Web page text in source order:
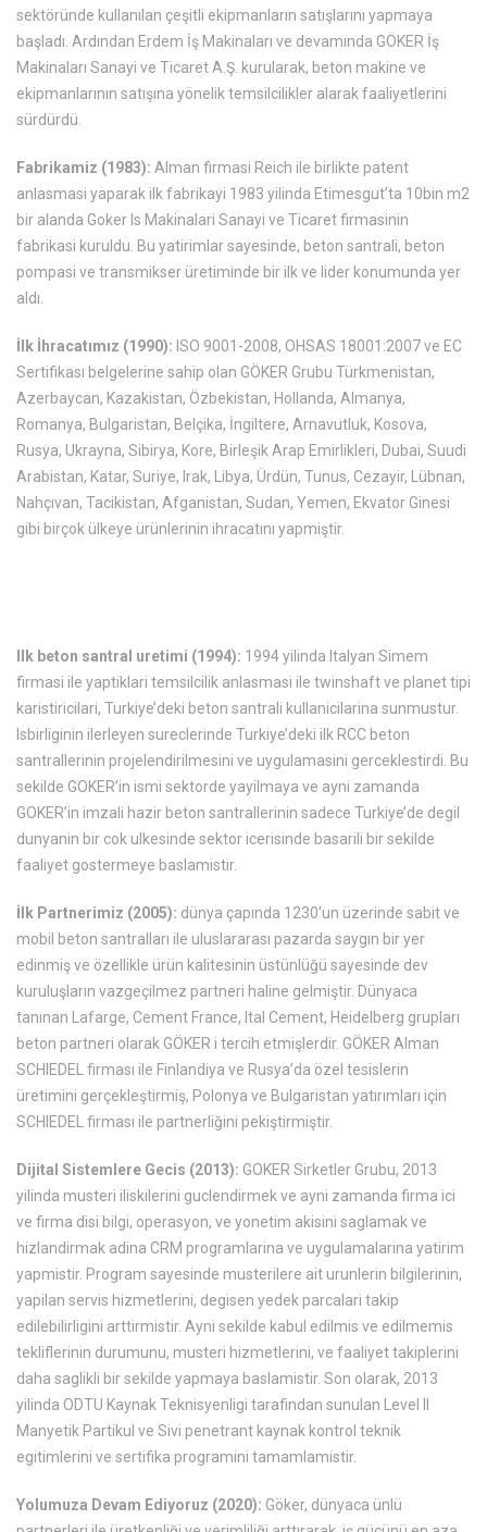
sektöründe kullanılan çeşitli ekipmanların satışlarını yapmaya
başladı. Ardından Erdem İş Makinaları ve devamında GÖKER İş
Makinaları Sanayi ve Ticaret A.Ş. kurularak, beton makine ve
ekipmanlarının satışına yönelik temsilcilikler alarak faaliyetlerini
sürdürdü.
Fabrikamiz (1983): Alman firmasi Reich ile birlikte patent
anlasmasi yaparak ilk fabrikayi 1983 yilinda Etimesgut’ta 10bin m2
bir alanda Goker Is Makinalari Sanayi ve Ticaret firmasinin
fabrikasi kuruldu. Bu yatirimlar sayesinde, beton santrali, beton
pompasi ve transmikser üretiminde bir ilk ve lider konumunda yer
aldı.
İlk İhracatımız (1990): ISO 9001-2008, OHSAS 18001:2007 ve EC
Sertifikası belgelerine sahip olan GÖKER Grubu Türkmenistan,
Azerbaycan, Kazakistan, Özbekistan, Hollanda, Almanya,
Romanya, Bulgaristan, Belçika, İngiltere, Arnavutluk, Kosova,
Rusya, Ukrayna, Sibirya, Kore, Birleşik Arap Emirlikleri, Dubai, Suudi
Arabistan, Katar, Suriye, Irak, Libya, Ürdün, Tunus, Cezayir, Lübnan,
Nahçıvan, Tacikistan, Afganistan, Sudan, Yemen, Ekvator Ginesi
gibi birçok ülkeye ürünlerinin ihracatını yapmiştir.
Ilk beton santral uretimi (1994): 1994 yilinda Italyan Simem
firmasi ile yaptiklari temsilcilik anlasmasi ile twinshaft ve planet tipi
karistiricilari, Turkiye’deki beton santrali kullanicilarina sunmustur.
Isbirliginin ilerleyen sureclerinde Turkiye’deki ilk RCC beton
santrallerinin projelendirilmesini ve uygulamasini gerceklestirdi. Bu
sekilde GOKER’in ismi sektorde yayilmaya ve ayni zamanda
GOKER’in imzali hazir beton santrallerinin sadece Turkiye’de degil
dunyanin bir cok ulkesinde sektor icerisinde basarili bir sekilde
faaliyet gostermeye baslamistir.
İlk Partnerimiz (2005): dünya çapında 1230’un üzerinde sabit ve
mobil beton santralları ile uluslararası pazarda saygın bir yer
edinmiş ve özellikle ürün kalitesinin üstünlüğü sayesinde dev
kuruluşların vazgeçilmez partneri haline gelmiştir. Dünyaca
tanınan Lafarge, Cement France, Ital Cement, Heidelberg grupları
beton partneri olarak GÖKER i tercih etmişlerdir. GÖKER Alman
SCHIEDEL firması ile Finlandiya ve Rusya’da özel tesislerin
üretimini gerçekleştirmiş, Polonya ve Bulgaristan yatırımları için
SCHIEDEL firması ile partnerliğini pekiştirmiştir.
Dijital Sistemlere Gecis (2013): GOKER Sirketler Grubu, 2013
yilinda musteri iliskilerini guclendirmek ve ayni zamanda firma ici
ve firma disi bilgi, operasyon, ve yonetim akisini saglamak ve
hizlandirmak adina CRM programlarina ve uygulamalarina yatirim
yapmistir. Program sayesinde musterilere ait urunlerin bilgilerinin,
yapilan servis hizmetlerini, degisen yedek parcalari takip
edilebilirligini arttirmistir. Ayni sekilde kabul edilmis ve edilmemis
tekliflerinin durumunu, musteri hizmetlerini, ve faaliyet takiplerini
daha saglikli bir sekilde yapmaya baslamistir. Son olarak, 2013
yilinda ODTU Kaynak Teknisyenligi tarafindan sunulan Level II
Manyetik Partikul ve Sivi penetrant kaynak kontrol teknik
egitimlerini ve sertifika programini tamamlamistir.
Yolumuza Devam Ediyoruz (2020): Göker, dünyaca ünlü